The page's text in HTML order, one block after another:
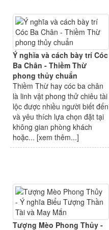
Ý nghĩa và cách bày trí Cóc
Ba Chân - Thiềm Thừ
phong thủy chuẩn
Thiềm Thừ hay cóc ba chân
là linh vật phong thử chiêu tài
lộc được nhiều người biết đến
và yêu thích lựa chọn đặt tại
không gian phòng khách
hoặc... [xem thêm...]
Tượng Mèo Phong Thủy -